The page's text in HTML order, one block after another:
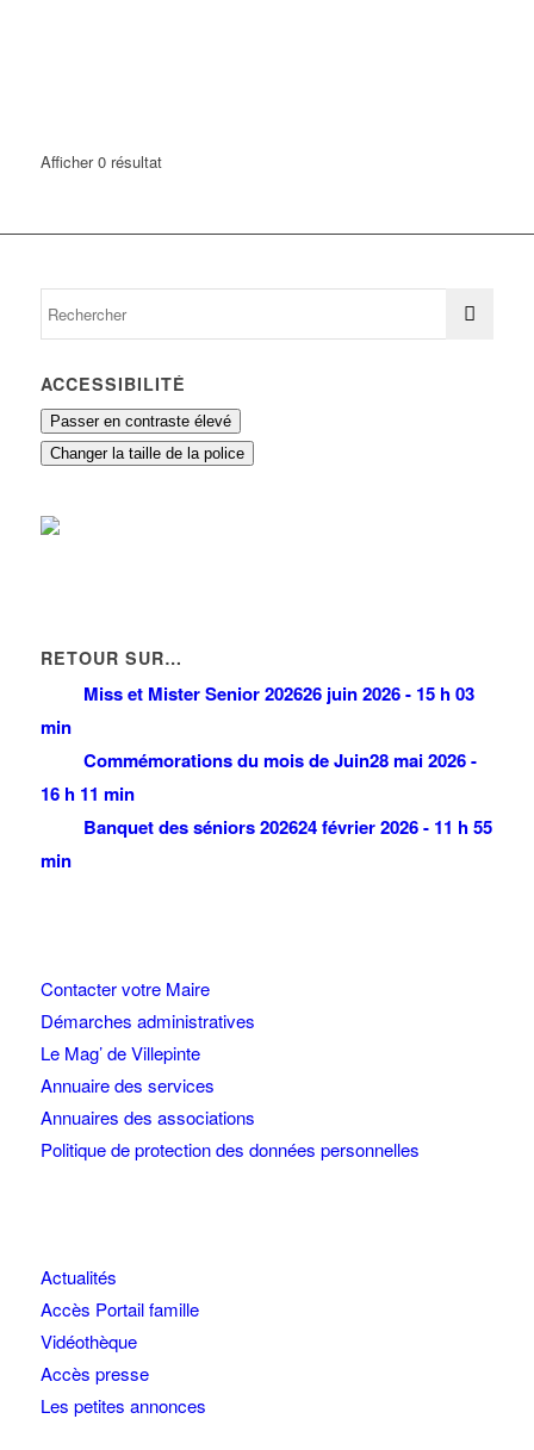
Afficher 0 résultat
ACCESSIBILITÉ
Passer en contraste élevé
Changer la taille de la police
RETOUR SUR…
Miss et Mister Senior 202626 juin 2026 - 15 h 03
min
Commémorations du mois de Juin28 mai 2026 -
16 h 11 min
Banquet des séniors 202624 février 2026 - 11 h 55
min
Contacter votre Maire
Démarches administratives
Le Mag’ de Villepinte
Annuaire des services
Annuaires des associations
Politique de protection des données personnelles
Actualités
Accès Portail famille
Vidéothèque
Accès presse
Les petites annonces